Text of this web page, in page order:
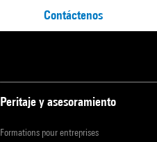
Contáctenos
Peritaje y asesoramiento
Formations pour entreprises